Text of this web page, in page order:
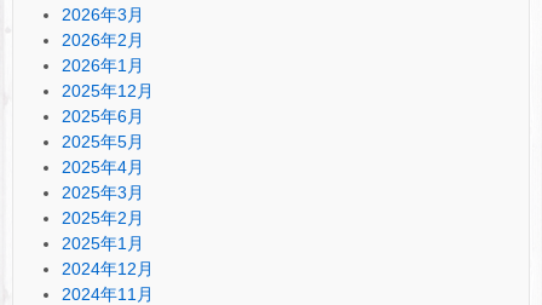
2026年3月
2026年2月
2026年1月
2025年12月
2025年6月
2025年5月
2025年4月
2025年3月
2025年2月
2025年1月
2024年12月
2024年11月